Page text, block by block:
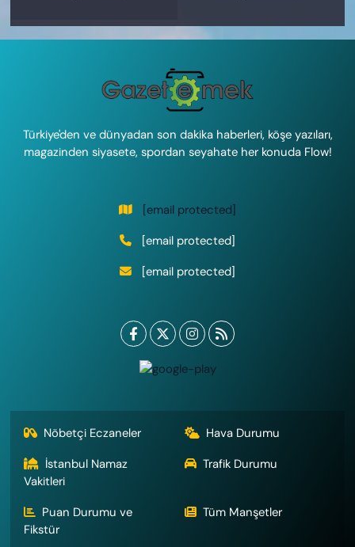
Türkiye'den ve dünyadan son dakika haberleri, köşe yazıları,
magazinden siyasete, spordan seyahate her konuda Flow!
[email protected]
[email protected]
[email protected]
Nöbetçi Eczaneler
Hava Durumu
İstanbul Namaz
Vakitleri
Trafik Durumu
Puan Durumu ve
Fikstür
Tüm Manşetler